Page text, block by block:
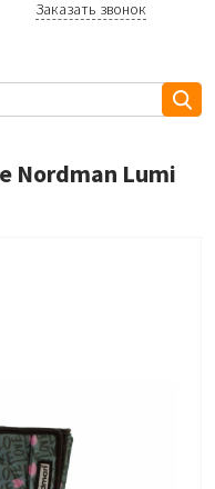
Заказать звонок
Nordman Lumi